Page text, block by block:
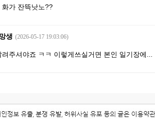
가 잔뜩낫노??
생 (2026-05-17 19:03:06)
주셔야죠 ㅋㅋ 이렇게쓰실거면 본인 일기장에...